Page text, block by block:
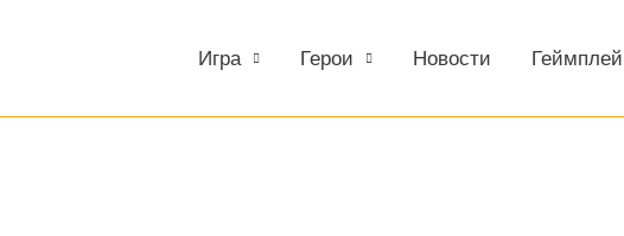
Игра Герои Новости Геймплей